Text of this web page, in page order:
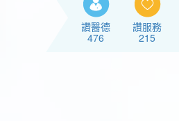
讚醫德
476
讚服務
215